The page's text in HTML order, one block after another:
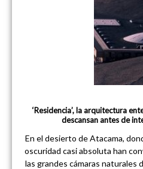
‘Residencia’, la arquitectura
descansan antes de
En el desierto de Atacama,
oscuridad casi absoluta han
las grandes cámaras naturales